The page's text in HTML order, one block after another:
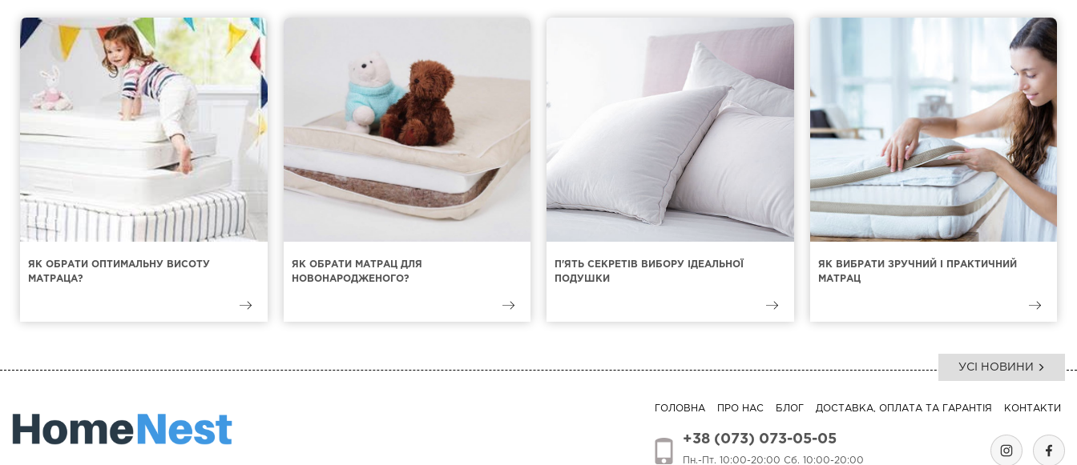
ЯК ОБРАТИ ОПТИМАЛЬНУ ВИСОТУ
МАТРАЦА?
ЯК ОБРАТИ МАТРАЦ ДЛЯ
НОВОНАРОДЖЕНОГО?
П'ЯТЬ СЕКРЕТІВ ВИБОРУ ІДЕАЛЬНОЇ
ПОДУШКИ
ЯК ВИБРАТИ ЗРУЧНИЙ І ПРАКТИЧНИЙ
МАТРАЦ
УСІ НОВИНИ
ГОЛОВНА ПРО НАС БЛОГ ДОСТАВКА, ОПЛАТА ТА ГАРАНТІЯ КОНТАКТИ
+38 (073) 073-05-05
Пн.-Пт. 10:00-20:00 Сб. 10:00-20:00